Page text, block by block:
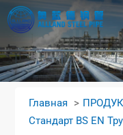
Главная
Стандарт BS EN